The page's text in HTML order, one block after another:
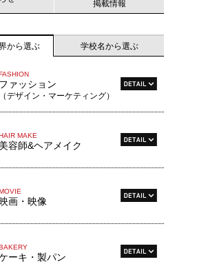
掲載情報
から選ぶ 学校名から選ぶ
ファッション
（デザイン・マーケティング）
MAKE
美容師&ヘアメイク
画・映像
ーキ・製パン